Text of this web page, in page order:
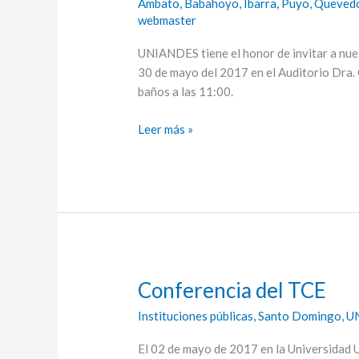
Ambato, Babahoyo, Ibarra, Puyo,
webmaster
UNIANDES tiene el honor de invitar a
30 de mayo del 2017 en el Auditorio
baños a las 11:00.
Leer más »
Conferencia del TCE
Instituciones públicas,Santo Domingo,
El 02 de mayo de 2017 en la
Conferencia
TCE